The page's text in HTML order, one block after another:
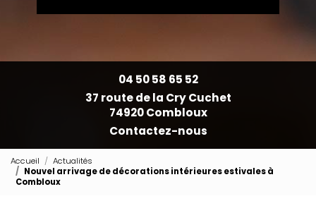
04 50 58 65 52
37 route de la Cry Cuchet
74920 Combloux
Contactez-nous
Accueil
Actualités
Nouvel arrivage de décorations intérieures estivales à
Combloux